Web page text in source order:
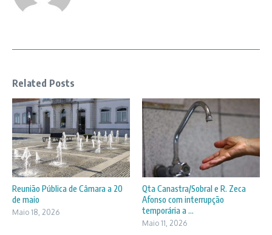
Related Posts
Reunião Pública de Câmara a 20
de maio
Maio 18, 2026
Qta Canastra/Sobral e R. Zeca
Afonso com interrupção
temporária a ...
Maio 11, 2026